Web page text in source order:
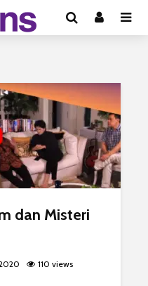
dan Misteri
110 views